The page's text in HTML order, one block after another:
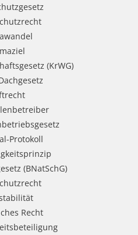
(KrWG)
Protokoll
(BNatSchG)
Recht